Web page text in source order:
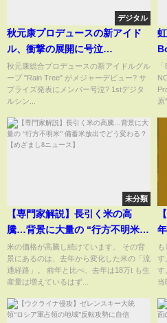
デジタル
秋元康プロデュースの新アイド
ル、衝撃の展開に号泣
#RainTree
秋元康総合プロデュースの新アイドルグル
ープ "Rain Tree" がメジャーデビュー? サ
プライズ発表にメンバー号泣? 1stデジタ
ルシン...
原
未分類
【専門家解説】長引く米の高
騰…背景に大量の “行方不明米”
備蓄米放出でどう変わる？【め
ざまし8ニュース】
米の価格が高騰し続けています。 その背
景にあるのは、去年から変化した米の「流
通経路」。 前年と比べ、去年は18万t も生
産量は増えているはず...
す
す
当